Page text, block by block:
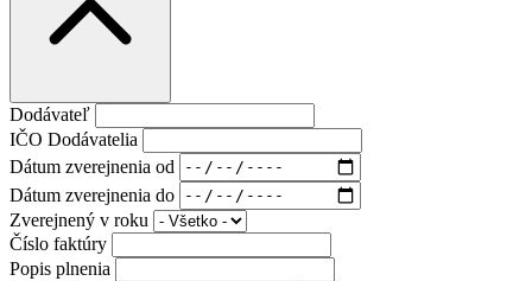
Dodávateľ
IČO Dodávatelia
Dátum zverejnenia od
Dátum zverejnenia do
Zverejnený v roku
Číslo faktúry
Popis plnenia